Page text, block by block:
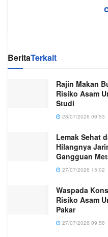
BeritaTerkait
Rajin Makan
Risiko Asam
Studi
28/07/2026 09:53
Lemak Sehat
Hilangnya
Gangguan
27/07/2026 15:02
Waspada
Risiko Asam
Pakar
27/07/2026 09:58